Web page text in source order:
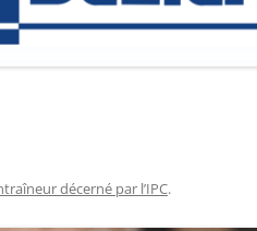
décerné par l’IPC.